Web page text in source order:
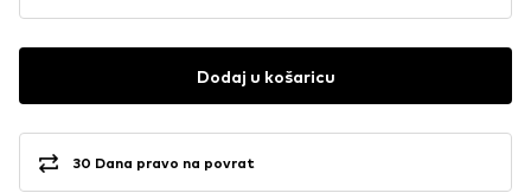
Dodaj u košaricu
30 Dana pravo na povrat